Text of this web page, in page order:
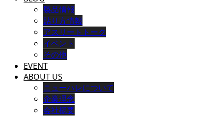
製品情報
貼り方情報
アスリートトーク
イベント
その他
EVENT
ABOUT US
ニューハレについて
企業理念
会社概要